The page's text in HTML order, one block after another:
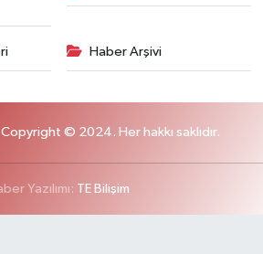
Haber Arşivi
Copyright © 2024. Her hakkı saklıdır.
Yazılımı: TE Bilişim